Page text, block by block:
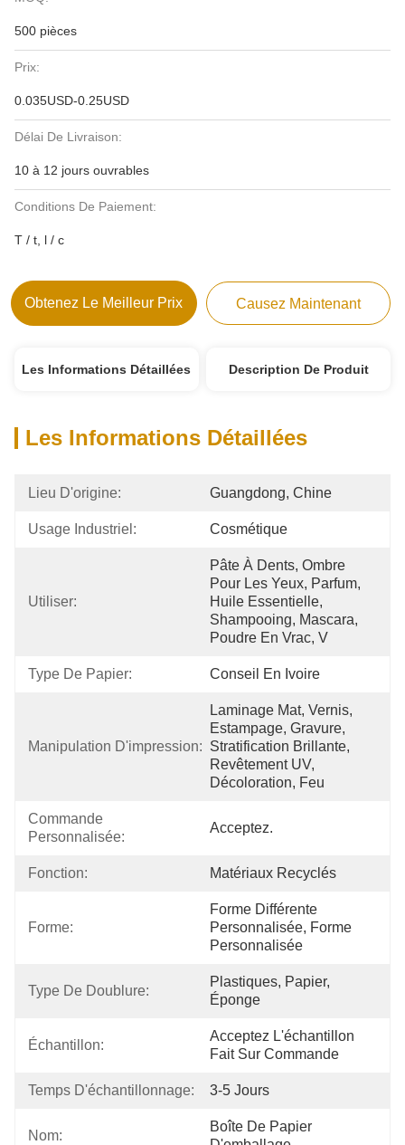
500 pièces
Prix:
0.035USD-0.25USD
Délai De Livraison:
10 à 12 jours ouvrables
Conditions De Paiement:
T / t, l / c
Obtenez Le Meilleur Prix Causez Maintenant
Les Informations Détaillées Description De Produit
Les Informations Détaillées
Lieu D'origine: Guangdong, Chine
Usage Industriel: Cosmétique
Utiliser:
Pâte À Dents, Ombre
Pour Les Yeux, Parfum,
Huile Essentielle,
Shampooing, Mascara,
Poudre En Vrac, V
Type De Papier: Conseil En Ivoire
Manipulation D'impression:
Laminage Mat, Vernis,
Estampage, Gravure,
Stratification Brillante,
Revêtement UV,
Décoloration, Feu
Commande
Personnalisée:
Acceptez.
Fonction: Matériaux Recyclés
Forme:
Forme Différente
Personnalisée, Forme
Personnalisée
Type De Doublure:
Plastiques, Papier,
Éponge
Échantillon:
Acceptez L'échantillon
Fait Sur Commande
Temps D'échantillonnage: 3-5 Jours
Nom:
Boîte De Papier